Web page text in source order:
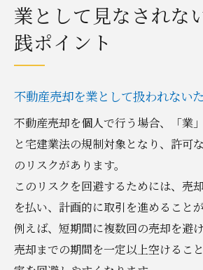
業として見なされな
践ポイント
不動産売却を業として扱われない
不動産売却を個人で行う場合、「業
と宅建業法の規制対象となり、許可
のリスクがあります。
このリスクを回避するためには、売
を払い、計画的に取引を進めることが
例えば、短期間に複数回の売却を避
売却までの期間を一定以上空けるこ